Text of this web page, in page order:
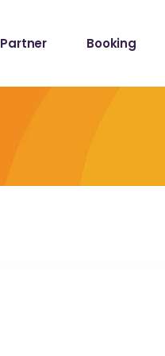
Partner Booking